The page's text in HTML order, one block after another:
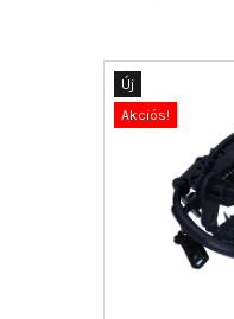
Új
Akciós!